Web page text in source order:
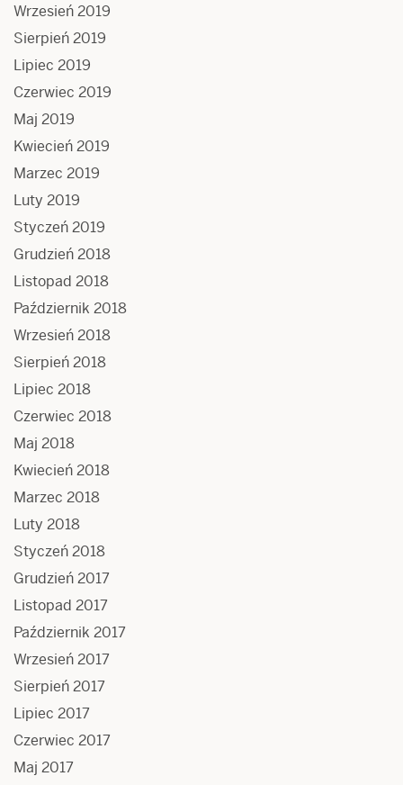
Wrzesień 2019
Sierpień 2019
Lipiec 2019
Czerwiec 2019
Maj 2019
Kwiecień 2019
Marzec 2019
Luty 2019
Styczeń 2019
Grudzień 2018
Listopad 2018
Październik 2018
Wrzesień 2018
Sierpień 2018
Lipiec 2018
Czerwiec 2018
Maj 2018
Kwiecień 2018
Marzec 2018
Luty 2018
Styczeń 2018
Grudzień 2017
Listopad 2017
Październik 2017
Wrzesień 2017
Sierpień 2017
Lipiec 2017
Czerwiec 2017
Maj 2017